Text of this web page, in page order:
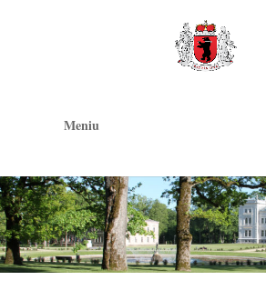
Meniu